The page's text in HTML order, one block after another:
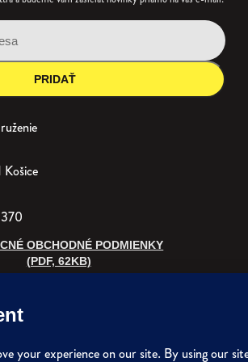
PRIDAŤ
OBCHODNÉ PODMIENKY
(PDF, 62KB)
ZVEREJŇOVANIE